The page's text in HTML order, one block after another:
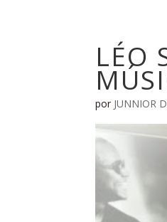
LÉO
por JUNNIOR